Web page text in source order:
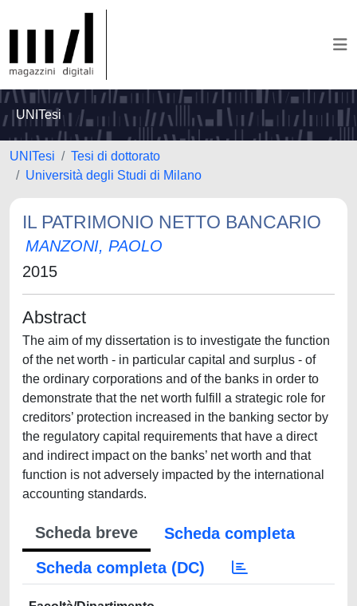
UNITesi
UNITesi
Tesi di dottorato
Università degli Studi di Milano
IL PATRIMONIO NETTO BANCARIO
MANZONI, PAOLO
2015
Abstract
The aim of my dissertation is to investigate the function
of the net worth - in particular capital and surplus - of
the ordinary corporations and of the banks in order to
demonstrate that the net worth fulfill a strategic role for
creditors’ protection increased in the banking sector by
the regulatory capital requirements that have a direct
and indirect impact on the banks’ net worth and that
function is not adversely impacted by the international
accounting standards.
Scheda breve
Scheda completa
Scheda completa (DC)